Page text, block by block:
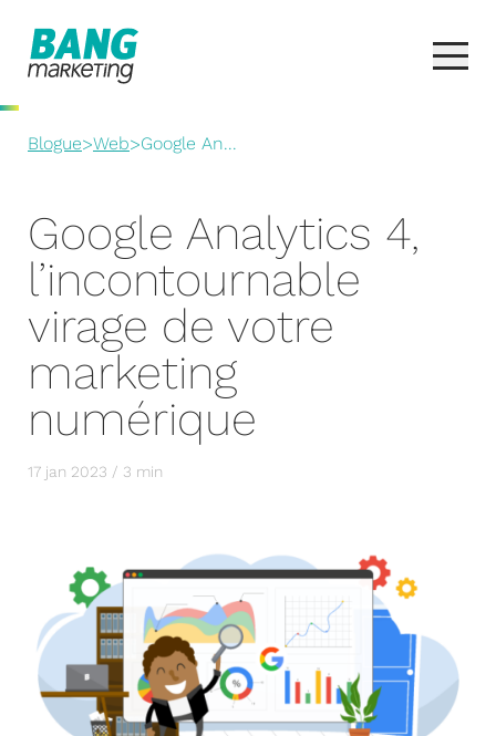
Blogue>Web>Google An...
Google Analytics 4,
l’incontournable
virage de votre
marketing
numérique
17 jan 2023 / 3 min